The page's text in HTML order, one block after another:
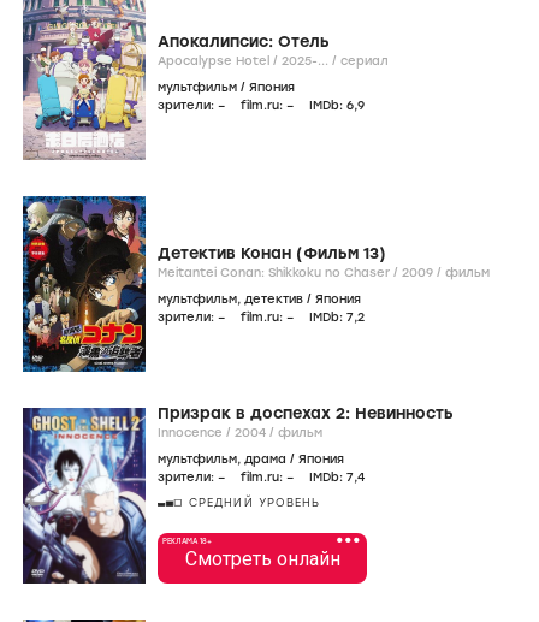
Апокалипсис: Отель
Apocalypse Hotel / 2025-... / сериал
мультфильм / Япония
зрители: – film.ru: – IMDb: 6,9
Детектив Конан (Фильм 13)
Meitantei Conan: Shikkoku no Chaser / 2009 / фильм
мультфильм, детектив / Япония
зрители: – film.ru: – IMDb: 7,2
Призрак в доспехах 2: Невинность
Innocence / 2004 / фильм
мультфильм, драма / Япония
зрители: – film.ru: – IMDb: 7,4
СРЕДНИЙ УРОВЕНЬ
•••
РЕКЛАМА 18+
Смотреть онлайн